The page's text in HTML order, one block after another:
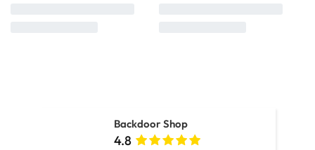
Backdoor Shop
4.8